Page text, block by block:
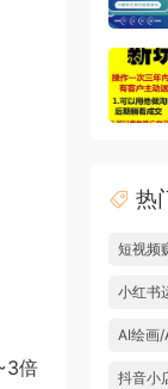
倍
热
短视频
小红书
AI绘画/
抖音小